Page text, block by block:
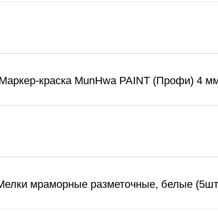
краска MunHwa PAINT (Профи) 4
мраморные разметочные, белые